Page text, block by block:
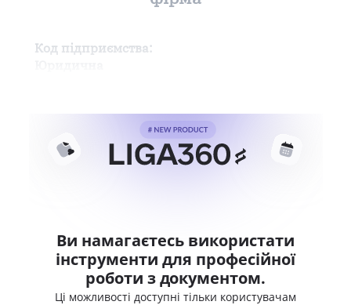
Код підприємства:
Ви намагаєтесь використати
інструменти для професійної
роботи з документом.
Ці можливості доступні тільки користувачам